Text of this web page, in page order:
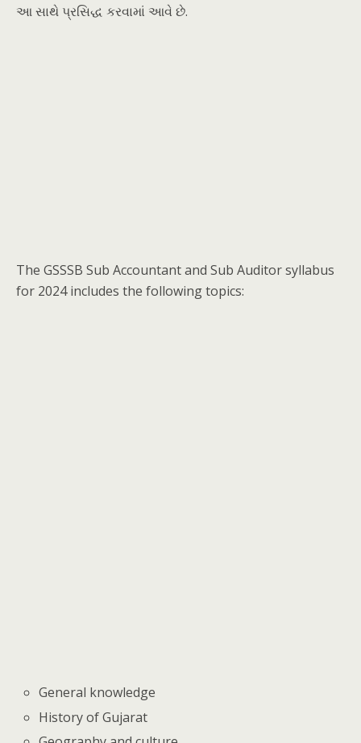
આ સાથે પ્રસિદ્ધ કરવામાં આવે છે.
The GSSSB Sub Accountant and Sub Auditor syllabus
for 2024 includes the following topics:
General knowledge
History of Gujarat